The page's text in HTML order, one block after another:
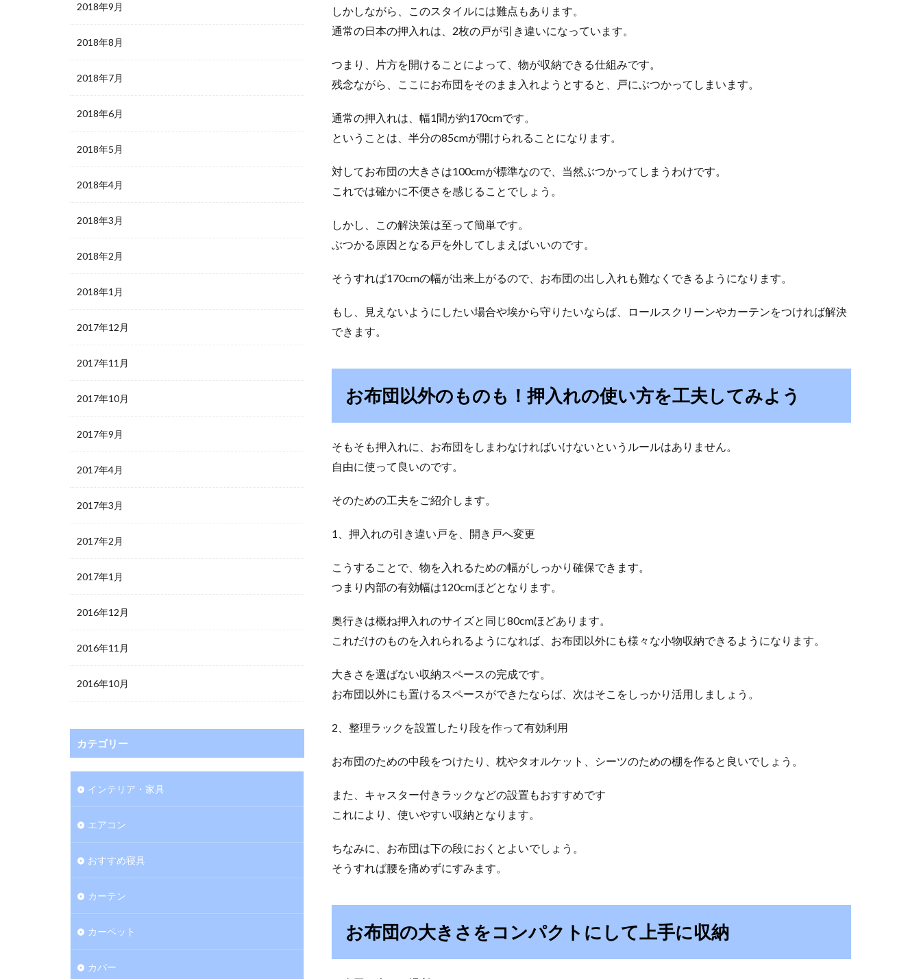
しかしながら、このスタイルには難点もあります。
通常の日本の押入れは、2枚の戸が引き違いになっています。
つまり、片方を開けることによって、物が収納できる仕組みです。
残念ながら、ここにお布団をそのまま入れようとすると、戸にぶつかってしまいます。
通常の押入れは、幅1間が約170cmです。
ということは、半分の85cmが開けられることになります。
対してお布団の大きさは100cmが標準なので、当然ぶつかってしまうわけです。
これでは確かに不便さを感じることでしょう。
しかし、この解決策は至って簡単です。
ぶつかる原因となる戸を外してしまえばいいのです。
そうすれば170cmの幅が出来上がるので、お布団の出し入れも難なくできるようになります。
もし、見えないようにしたい場合や埃から守りたいならば、ロールスクリーンやカーテンをつければ解決
できます。
お布団以外のものも！押入れの使い方を工夫してみよう
そもそも押入れに、お布団をしまわなければいけないというルールはありません。
自由に使って良いのです。
そのための工夫をご紹介します。
1、押入れの引き違い戸を、開き戸へ変更
こうすることで、物を入れるための幅がしっかり確保できます。
つまり内部の有効幅は120cmほどとなります。
奥行きは概ね押入れのサイズと同じ80cmほどあります。
これだけのものを入れられるようになれば、お布団以外にも様々な小物収納できるようになります。
大きさを選ばない収納スペースの完成です。
お布団以外にも置けるスペースができたならば、次はそこをしっかり活用しましょう。
2、整理ラックを設置したり段を作って有効利用
お布団のための中段をつけたり、枕やタオルケット、シーツのための棚を作ると良いでしょう。
また、キャスター付きラックなどの設置もおすすめです
これにより、使いやすい収納となります。
ちなみに、お布団は下の段におくとよいでしょう。
そうすれば腰を痛めずにすみます。
お布団の大きさをコンパクトにして上手に収納
2018年9月
2018年8月
2018年7月
2018年6月
2018年5月
2018年4月
2018年3月
2018年2月
2018年1月
2017年12月
2017年11月
2017年10月
2017年9月
2017年4月
2017年3月
2017年2月
2017年1月
2016年12月
2016年11月
2016年10月
カテゴリー
インテリア・家具
エアコン
おすすめ寝具
カーテン
カーペット
カバー